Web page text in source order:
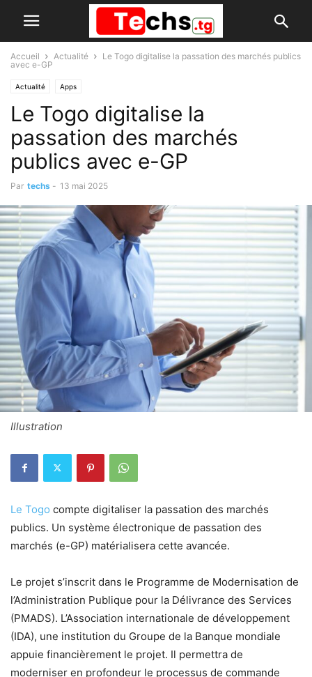
Accueil Actualité
Le Togo digitalise la passation des marchés publics
avec e-GP
Actualité Apps
Le Togo digitalise la
passation des marchés
publics avec e-GP
Par techs - 13 mai 2025
Illustration
Le Togo compte digitaliser la passation des marchés
publics. Un système électronique de passation des
marchés (e-GP) matérialisera cette avancée.
Le projet s’inscrit dans le Programme de Modernisation de
l’Administration Publique pour la Délivrance des Services
(PMADS). L’Association internationale de développement
(IDA), une institution du Groupe de la Banque mondiale
appuie financièrement le projet. Il permettra de
moderniser en profondeur le processus de commande